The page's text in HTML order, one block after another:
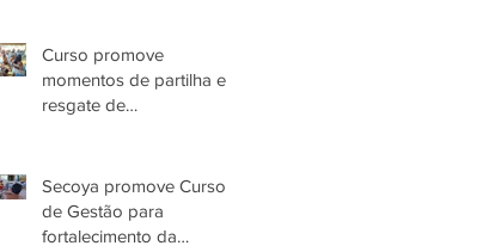
Curso promove
momentos de partilha e
resgate de
Yanomami
Secoya promove Curso
de Gestão para
fortalecimento da